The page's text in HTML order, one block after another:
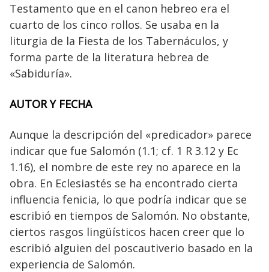
Testamento que en el canon hebreo era el
cuarto de los cinco rollos. Se usaba en la
liturgia de la Fiesta de los Tabernáculos, y
forma parte de la literatura hebrea de
«Sabiduría».
AUTOR Y FECHA
Aunque la descripción del «predicador» parece
indicar que fue Salomón (1.1; cf. 1 R 3.12 y Ec
1.16), el nombre de este rey no aparece en la
obra. En Eclesiastés se ha encontrado cierta
influencia fenicia, lo que podría indicar que se
escribió en tiempos de Salomón. No obstante,
ciertos rasgos lingüísticos hacen creer que lo
escribió alguien del poscautiverio basado en la
experiencia de Salomón.